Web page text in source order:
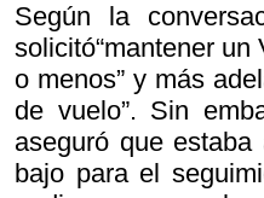
Según la
solicitó“mantener
o menos” y más
de vuelo”. Sin
aseguró que estaba
bajo para el